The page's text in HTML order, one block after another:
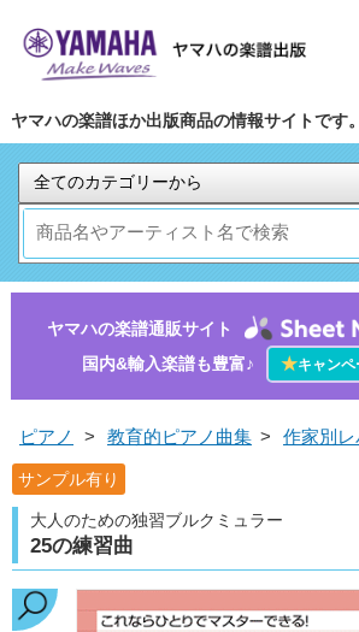
ヤマハの楽譜ほか出版商品の情報サイトです。
ヤマハの楽譜通販サイト
国内&輸入楽譜も豊富♪
★キャン
ピアノ > 教育的ピアノ曲集 > 作家別
サンプル有り
大人のための独習ブルクミュラー
25の練習曲